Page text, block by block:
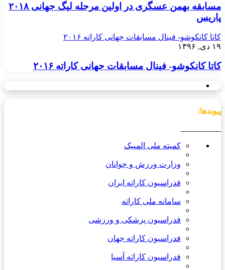
مسابقه بهمن عسگری در اولین مرحله لیگ جهانی ۲۰۱۸
پاریس
کاتا کانکوشو- فینال مسابقات جهانی کاراته ۲۰۱۶
۱۹ دی, ۱۳۹۶
کاتا کانکوشو- فینال مسابقات جهانی کاراته ۲۰۱۶
پیوندها:
کمیته ملی المپیک
وزارت ورزش و جوانان
فدراسیون کاراته ایران
سامانه ملی کاراته
فدراسیون پزشکی و ورزشی
فدراسیون کاراته جهان
فدراسیون کاراته آسیا